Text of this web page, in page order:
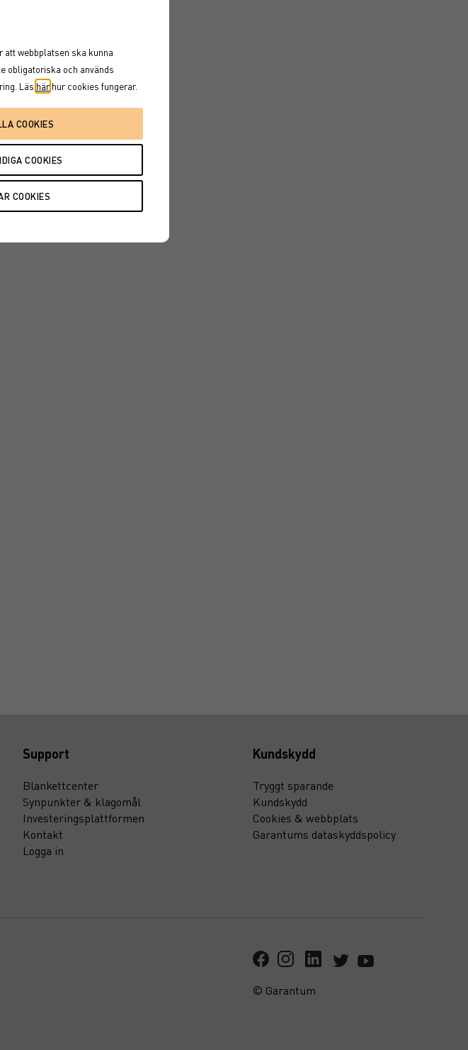
Support
Blankettcenter
Synpunkter & klagomål
Investeringsplattformen
Kontakt
Logga in
Kundskydd
Tryggt sparande
Kundskydd
Cookies & webbplats
Garantums dataskyddspolicy
© Garantum
att webbplatsen ska kunna
obligatoriska och används
Läs här hur cookies fungerar.